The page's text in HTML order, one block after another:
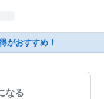
がおすすめ！
なる